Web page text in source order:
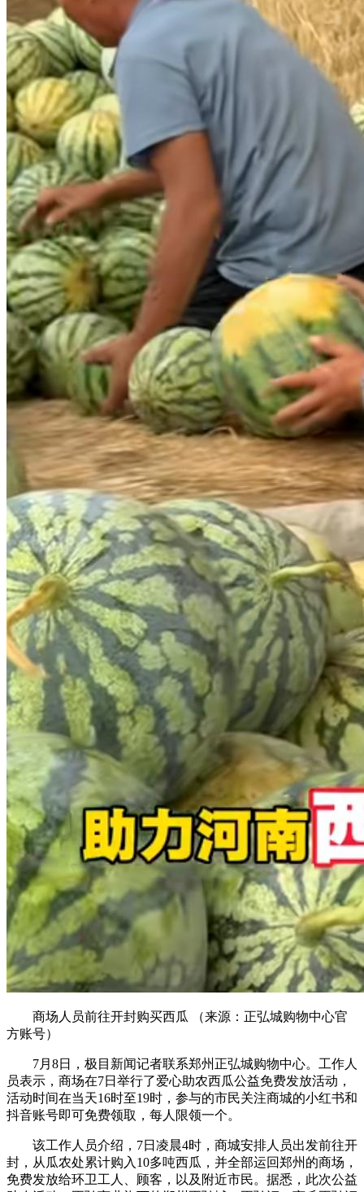
商场人员前往开封购买西瓜 （来源：正弘城购物中心官
方账号）
7月8日，极目新闻记者联系郑州正弘城购物中心。工作人
员表示，商场在7日举行了爱心助农西瓜公益免费发放活动，
活动时间在当天16时至19时，参与的市民关注商城的小红书和
抖音账号即可免费领取，每人限领一个。
该工作人员介绍，7日凌晨4时，商城安排人员出发前往开
封，从瓜农处累计购入10多吨西瓜，并全部运回郑州的商场，
免费发放给环卫工人、顾客，以及附近市民。据悉，此次公益